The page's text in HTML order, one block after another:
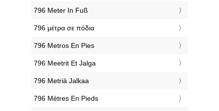
‎796 Meter In Fuß
‎796 μέτρα σε πόδια
‎796 Metros En Pies
‎796 Meetrit Et Jalga
‎796 Metriä Jalkaa
‎796 Mètres En Pieds